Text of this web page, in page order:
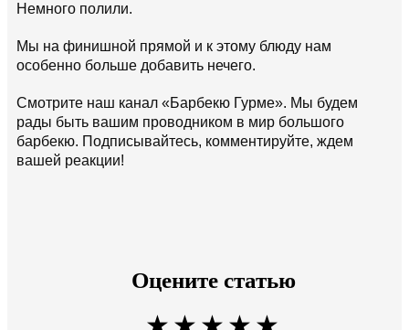
Немного полили.
Мы на финишной прямой и к этому блюду нам
особенно больше добавить нечего.
Смотрите наш канал «Барбекю Гурме». Мы будем
рады быть вашим проводником в мир большого
барбекю. Подписывайтесь, комментируйте, ждем
вашей реакции!
Оцените статью